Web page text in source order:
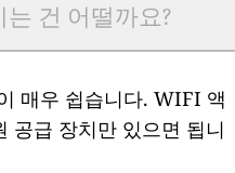
건 어떨까요?
매우 쉽습니다. WIFI 액
공급 장치만 있으면 됩니